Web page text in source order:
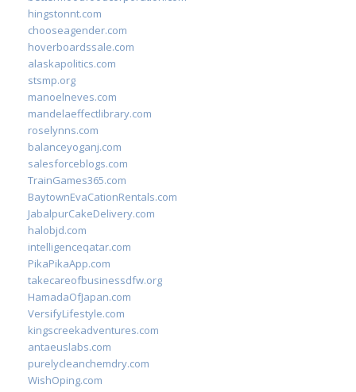
hingstonnt.com
chooseagender.com
hoverboardssale.com
alaskapolitics.com
stsmp.org
manoelneves.com
mandelaeffectlibrary.com
roselynns.com
balanceyoganj.com
salesforceblogs.com
TrainGames365.com
BaytownEvaCationRentals.com
JabalpurCakeDelivery.com
halobjd.com
intelligenceqatar.com
PikaPikaApp.com
takecareofbusinessdfw.org
HamadaOfJapan.com
VersifyLifestyle.com
kingscreekadventures.com
antaeuslabs.com
purelycleanchemdry.com
WishOping.com